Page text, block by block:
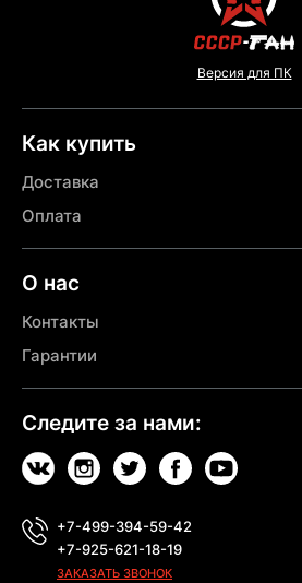
Версия для ПК
Как купить
Доставка
Оплата
О нас
Контакты
Гарантии
Следите за нами:
+7-499-394-59-42
+7-925-621-18-19
ЗАКАЗАТЬ ЗВОНОК